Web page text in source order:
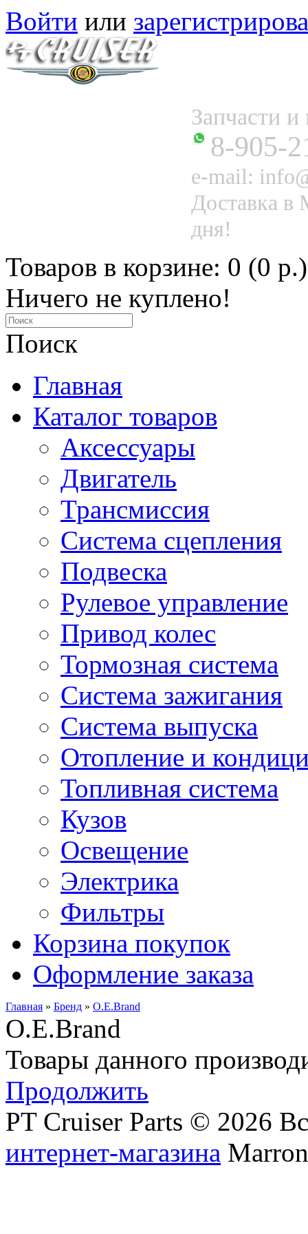
Войти или
Запчасти
8-905-
e-mail:
Доставка в
дня!
Товаров в корзине: 0 (0 р.)
Ничего не куплено!
Поиск
Главная
Каталог товаров
Аксессуары
Двигатель
Трансмиссия
Система сцепления
Подвеска
Рулевое управление
Привод колес
Тормозная система
Система зажигания
Система выпуска
Отопление и
Топливная система
Кузов
Освещение
Электрика
Фильтры
Корзина покупок
Оформление заказа
Главная » Бренд » O.E.Brand
O.E.Brand
Товары данного
Продолжить
PT Cruiser Parts © 2026
интернет-магазина